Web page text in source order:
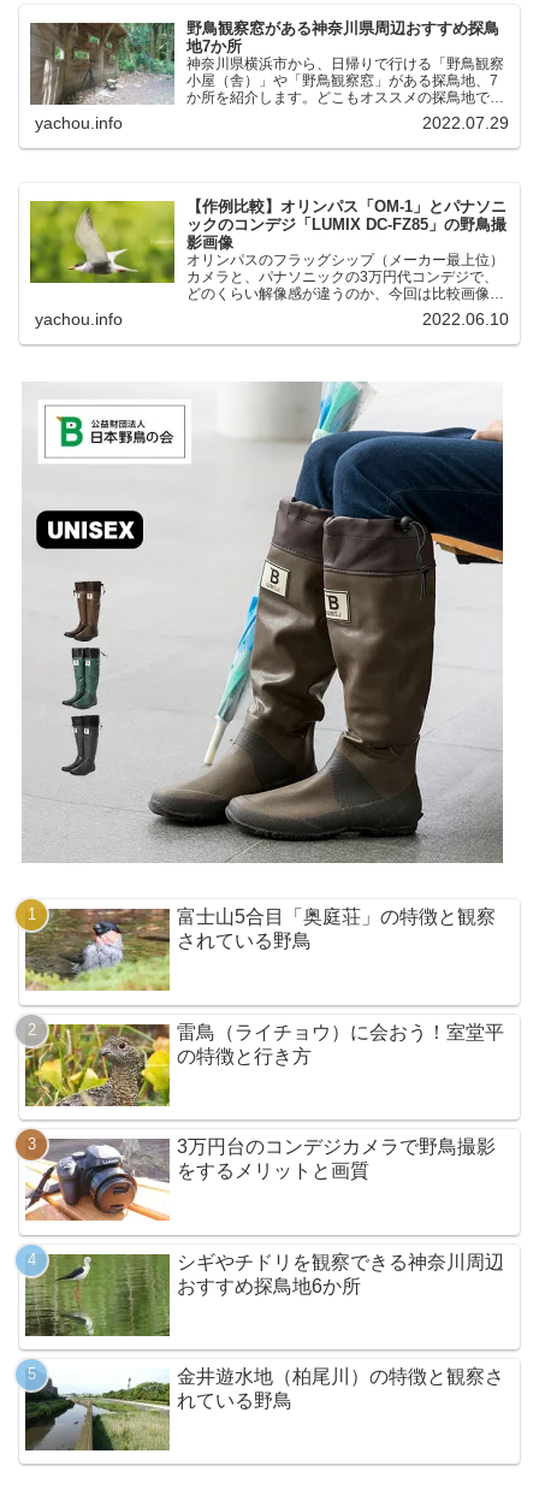
野鳥観察窓がある神奈川県周辺おすすめ探鳥
地7か所
神奈川県横浜市から、日帰りで行ける「野鳥観察
小屋（舎）」や「野鳥観察窓」がある探鳥地、7
か所を紹介します。どこもオススメの探鳥地で
す。実際に訪れてみると、野山にいる野鳥、海や
湖にいる野鳥それぞれ違う観察になりました。街
中にあり、電車で行ける...
yachou.info 2022.07.29
【作例比較】オリンパス「OM-1」とパナソニ
ックのコンデジ「LUMIX DC-FZ85」の野鳥撮
影画像
オリンパスのフラッグシップ（メーカー最上位）
カメラと、パナソニックの3万円代コンデジで、
どのくらい解像感が違うのか、今回は比較画像を
紹介します。私はコンデジを愛用しているのです
が、相棒がオリンパス「OM-1」を使い始めたと
ころ、同じ被写体で...
yachou.info 2022.06.10
富士山5合目「奥庭荘」の特徴と観察
されている野鳥
雷鳥（ライチョウ）に会おう！室堂平
の特徴と行き方
3万円台のコンデジカメラで野鳥撮影
をするメリットと画質
シギやチドリを観察できる神奈川周辺
おすすめ探鳥地6か所
金井遊水地（柏尾川）の特徴と観察さ
れている野鳥